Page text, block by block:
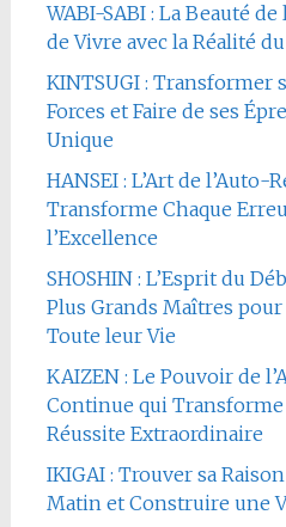
WABI-SABI : La Beauté
de Vivre avec la Réalité
KINTSUGI : Transformer
Forces et Faire de ses
Unique
HANSEI : L’Art de l’Auto-
Transforme Chaque
l’Excellence
SHOSHIN : L’Esprit du
Plus Grands Maîtres
Toute leur Vie
KAIZEN : Le Pouvoir de
Continue qui
Réussite Extraordinaire
IKIGAI : Trouver sa
Matin et Construire une